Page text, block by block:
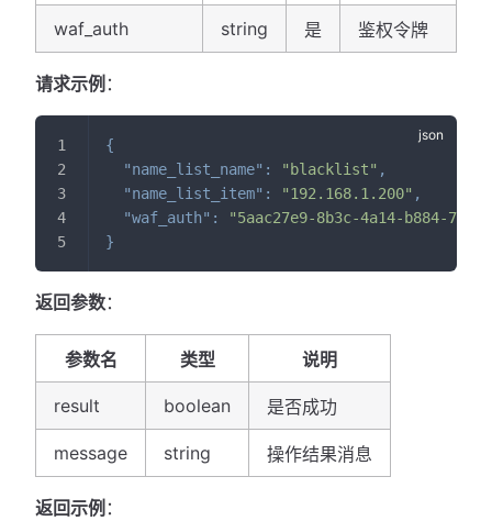
waf_auth string 是 鉴权令牌
请求示例 ：
{
"name_list_name" : "blacklist" ,
"name_list_item" : "192.168.1.200" ,
"waf_auth" :
"5aac27e9-8b3c-4a14-b884-
}
返回参数：
参数名 类型 说明
result boolean 是否成功
message string 操作结果消息
返回示例 ：